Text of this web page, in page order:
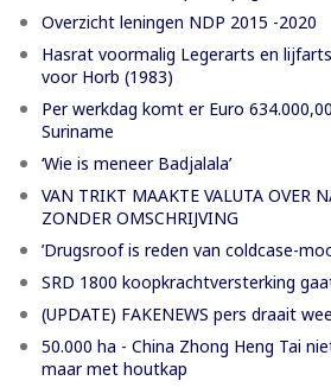
Overzicht leningen NDP 2015 -2020
Hasrat voormalig Legerarts en
voor Horb (1983)
Per werkdag komt er Euro
Suriname
‘Wie is meneer Badjalala’
VAN TRIKT MAAKTE VALUTA OVER
ZONDER OMSCHRIJVING
’Drugsroof is reden van coldcase-
SRD 1800 koopkrachtversterking
(UPDATE) FAKENEWS pers draait
50.000 ha - China Zhong Heng Tai
maar met houtkap